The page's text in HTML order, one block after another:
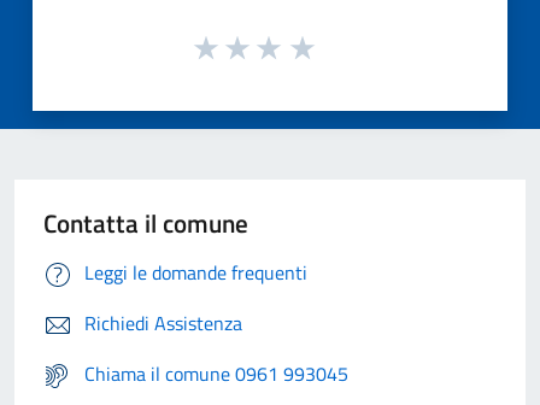
Contatta il comune
Leggi le domande frequenti
Richiedi Assistenza
Chiama il comune 0961 993045